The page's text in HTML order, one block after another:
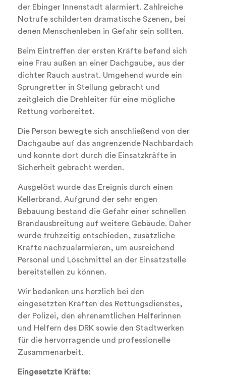
der Ebinger Innenstadt alarmiert. Zahlreiche
Notrufe schilderten dramatische Szenen, bei
denen Menschenleben in Gefahr sein sollten.
Beim Eintreffen der ersten Kräfte befand sich
eine Frau außen an einer Dachgaube, aus der
dichter Rauch austrat. Umgehend wurde ein
Sprungretter in Stellung gebracht und
zeitgleich die Drehleiter für eine mögliche
Rettung vorbereitet.
Die Person bewegte sich anschließend von der
Dachgaube auf das angrenzende Nachbardach
und konnte dort durch die Einsatzkräfte in
Sicherheit gebracht werden.
Ausgelöst wurde das Ereignis durch einen
Kellerbrand. Aufgrund der sehr engen
Bebauung bestand die Gefahr einer schnellen
Brandausbreitung auf weitere Gebäude. Daher
wurde frühzeitig entschieden, zusätzliche
Kräfte nachzualarmieren, um ausreichend
Personal und Löschmittel an der Einsatzstelle
bereitstellen zu können.
Wir bedanken uns herzlich bei den
eingesetzten Kräften des Rettungsdienstes,
der Polizei, den ehrenamtlichen Helferinnen
und Helfern des DRK sowie den Stadtwerken
für die hervorragende und professionelle
Zusammenarbeit.
Eingesetzte Kräfte: